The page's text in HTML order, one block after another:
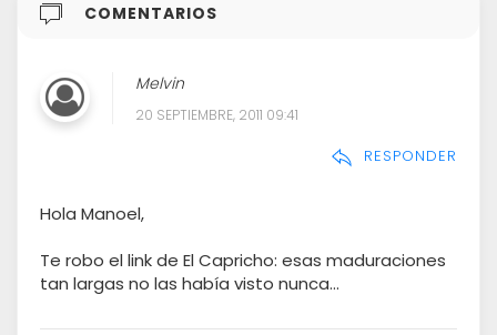
COMENTARIOS
Melvin
20 SEPTIEMBRE, 2011 09:41
RESPONDER
Hola Manoel,
Te robo el link de El Capricho: esas maduraciones
tan largas no las había visto nunca...